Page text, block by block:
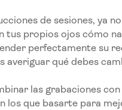
de sesiones, ya
tus propios ojos cómo
perfectamente su
qué debes
las grabaciones
los que basarte para